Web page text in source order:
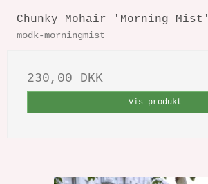
Chunky Mohair 'Morning Mist'
modk-morningmist
230,00 DKK
Vis produkt